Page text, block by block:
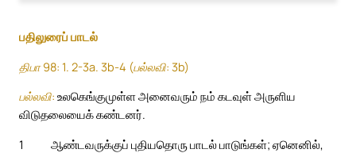
பதிலுரைப் பாடல்
திபா 98: 1. 2-3a. 3b-4 (பல்லவி: 3b)
பல்லவி: உலகெங்குமுள்ள அனைவரும் நம் கடவுள் அருளிய
விடுதலையைக் கண்டனர்.
1
ஆண்டவருக்குப் புதியதொரு பாடல் பாடுங்கள்; ஏனெனில்,